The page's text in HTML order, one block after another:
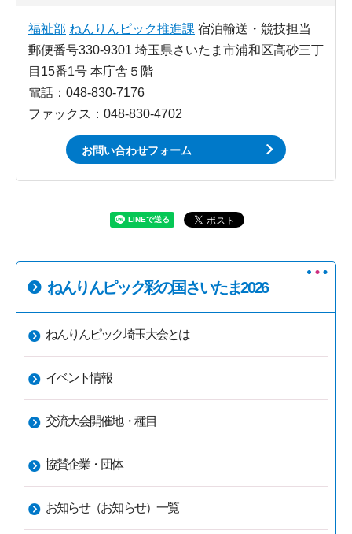
福祉部 ねんりんピック推進課 宿泊輸送・競技担当
郵便番号330-9301 埼玉県さいたま市浦和区高砂三丁
目15番1号 本庁舎５階
電話：048-830-7176
ファックス：048-830-4702
お問い合わせフォーム
ねんりんピック彩の国さいたま2026
ねんりんピック埼玉大会とは
イベント情報
交流大会開催地・種目
協賛企業・団体
お知らせ（お知らせ）一覧